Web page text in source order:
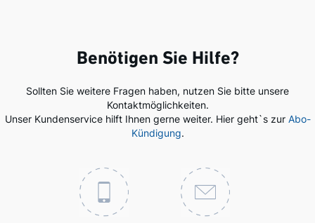
Benötigen Sie Hilfe?
Sollten Sie weitere Fragen haben, nutzen Sie bitte unsere
Kontaktmöglichkeiten.
Unser Kundenservice hilft Ihnen gerne weiter. Hier geht`s zur Abo-
Kündigung.